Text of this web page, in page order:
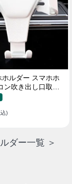
ルダー スマホホ
ン吹き出し口取り
可愛い アニメ
)
ダー一覧 ＞